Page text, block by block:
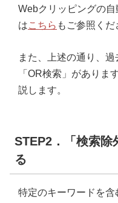
Webクリッピングの
はこちら もご参照くだ
また、上述の通り、
「OR検索」がありま
説します。
STEP2．「検索除
る
特定のキーワードを